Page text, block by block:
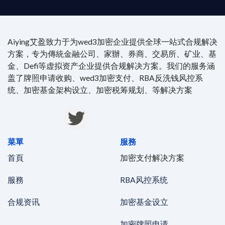
Aiying艾盈致力于为wed3加密企业提供全球一站式合规解决
方案，专为傳統金融公司、家辦、券商、交易所、矿业、基
金、Defi等虚拟资产企业提供合规解决方案。我们的服务涵
盖了牌照申请收购、wed3加密支付、RBA反洗钱风控系
统、加密基金架构设立、加密税筹规划、等解决方案
菜單
首頁
服務
合规资讯
服務
加密支付解决方案
RBA风控系统
加密基金设立